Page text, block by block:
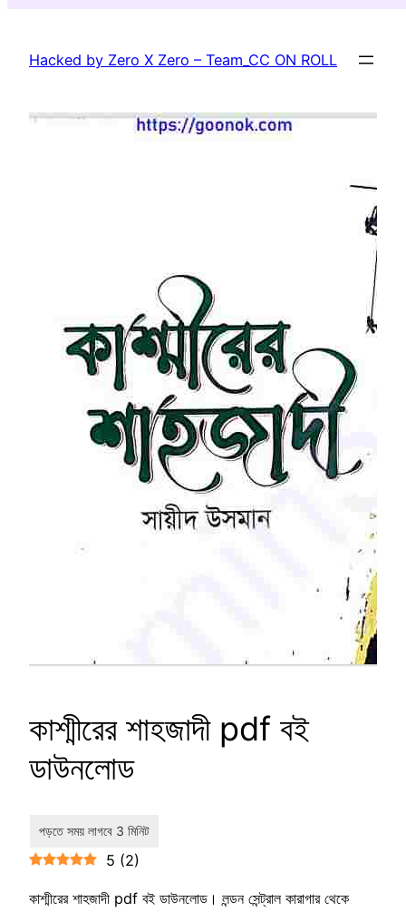
content
Hacked by Zero X Zero – Team_CC ON ROLL
কাশ্মীরের শাহজাদী pdf বই
ডাউনলোড
5 (2)
কাশ্মীরের শাহজাদী pdf বই ডাউনলোড। লন্ডন সেন্ট্রাল কারাগার থেকে